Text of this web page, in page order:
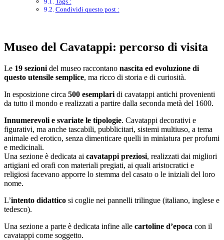
Condividi questo post :
Museo del Cavatappi: percorso di visita
Le 19 sezioni del museo raccontano nascita ed evoluzione di
questo utensile semplice, ma ricco di storia e di curiosità.
In esposizione circa 500 esemplari di cavatappi antichi provenienti
da tutto il mondo e realizzati a partire dalla seconda metà del 1600.
Innumerevoli e svariate le tipologie. Cavatappi decorativi e
figurativi, ma anche tascabili, pubblicitari, sistemi multiuso, a tema
animale ed erotico, senza dimenticare quelli in miniatura per profumi
e medicinali.
Una sezione è dedicata ai cavatappi preziosi, realizzati dai migliori
artigiani ed orafi con materiali pregiati, ai quali aristocratici e
religiosi facevano apporre lo stemma del casato o le iniziali del loro
nome.
L’intento didattico si coglie nei pannelli trilingue (italiano, inglese e
tedesco).
Una sezione a parte è dedicata infine alle cartoline d’epoca con il
cavatappi come soggetto.